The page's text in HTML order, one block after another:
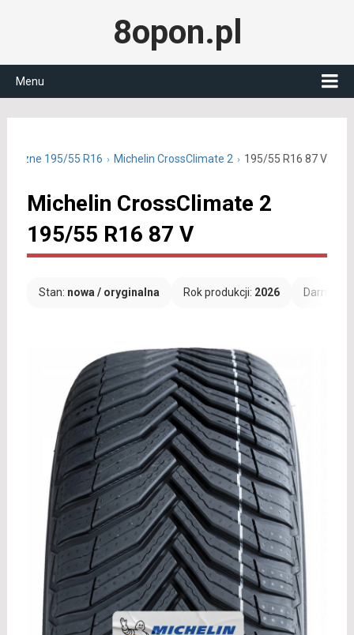
8opon.pl
Menu
195/55 R16 Michelin CrossClimate 2 195/55 R16 87 V
Michelin CrossClimate 2
195/55 R16 87 V
Stan: nowa / oryginalna Rok produkcji: 2026